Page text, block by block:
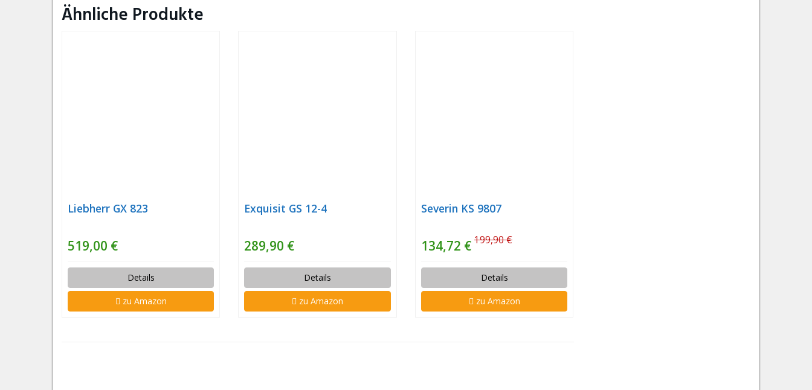
Ähnliche Produkte
Liebherr GX 823
519,00 €
Details
zu Amazon
Exquisit GS 12-4
289,90 €
Details
zu Amazon
Severin KS 9807
134,72 € 199,90 €
Details
zu Amazon